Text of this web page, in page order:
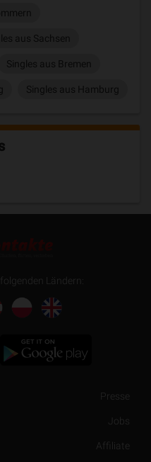
aus Sachsen
Singles aus Bremen
Singles aus Hamburg
Ländern:
Presse
Jobs
Affiliate